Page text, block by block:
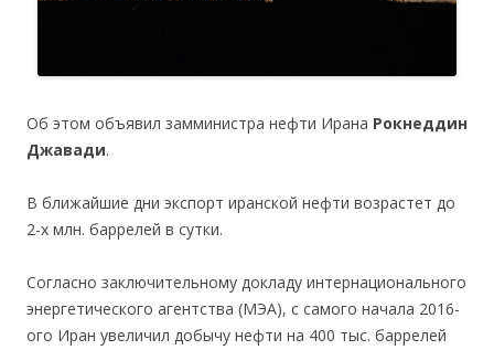
Об этом объявил замминистра нефти Ирана Рокнеддин
Джавади.
В ближайшие дни экспорт иранской нефти возрастет до
2-х млн. баррелей в сутки.
Согласно заключительному докладу интернационального
энергетического агентства (МЭА), с самого начала 2016-
ого Иран увеличил добычу нефти на 400 тыс. баррелей